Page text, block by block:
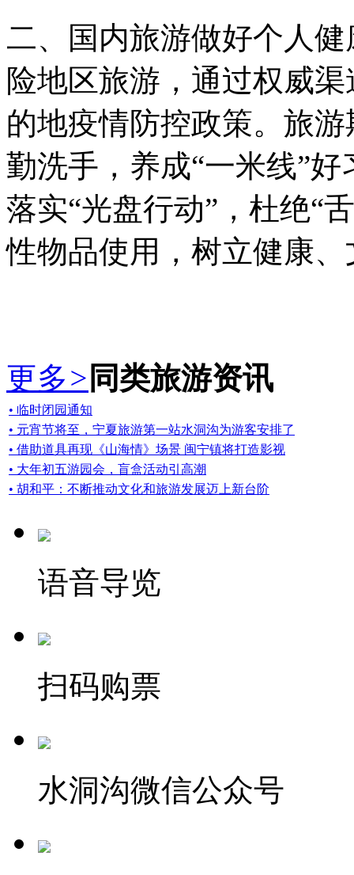
二、国内旅游做好个人
险地区旅游，通过权威
的地疫情防控政策。旅
勤洗手，养成“一米线”
落实“光盘行动”，杜绝“
性物品使用，树立健康
更多> 同类旅游资讯
• 临时闭园通知
• 元宵节将至，宁夏旅游第一站水洞沟为游客安排了
• 借助道具再现《山海情》场景 闽宁镇将打造影视
• 大年初五游园会，盲盒活动引高潮
• 胡和平：不断推动文化和旅游发展迈上新台阶
语音导览
扫码购票
水洞沟微信公众号